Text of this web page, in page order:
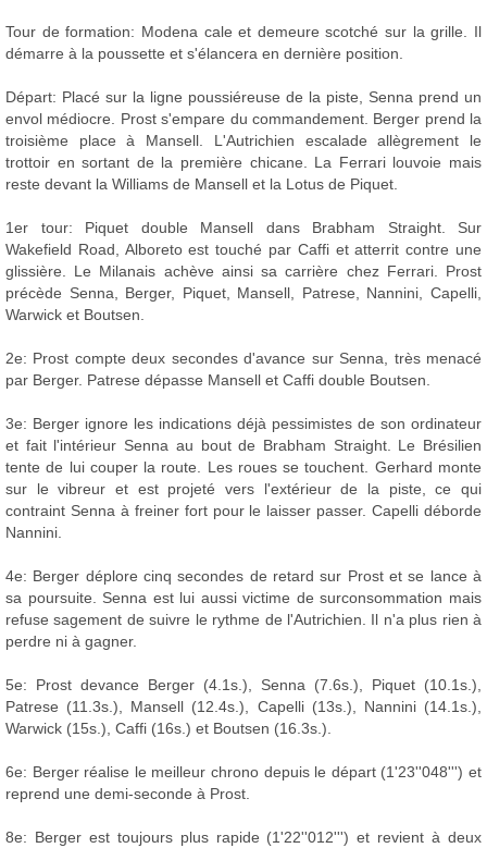
Tour de formation: Modena cale et demeure scotché sur la grille. Il
démarre à la poussette et s'élancera en dernière position.
Départ: Placé sur la ligne poussiéreuse de la piste, Senna prend un
envol médiocre. Prost s'empare du commandement. Berger prend la
troisième place à Mansell. L'Autrichien escalade allègrement le
trottoir en sortant de la première chicane. La Ferrari louvoie mais
reste devant la Williams de Mansell et la Lotus de Piquet.
1er tour: Piquet double Mansell dans Brabham Straight. Sur
Wakefield Road, Alboreto est touché par Caffi et atterrit contre une
glissière. Le Milanais achève ainsi sa carrière chez Ferrari. Prost
précède Senna, Berger, Piquet, Mansell, Patrese, Nannini, Capelli,
Warwick et Boutsen.
2e: Prost compte deux secondes d'avance sur Senna, très menacé
par Berger. Patrese dépasse Mansell et Caffi double Boutsen.
3e: Berger ignore les indications déjà pessimistes de son ordinateur
et fait l'intérieur Senna au bout de Brabham Straight. Le Brésilien
tente de lui couper la route. Les roues se touchent. Gerhard monte
sur le vibreur et est projeté vers l'extérieur de la piste, ce qui
contraint Senna à freiner fort pour le laisser passer. Capelli déborde
Nannini.
4e: Berger déplore cinq secondes de retard sur Prost et se lance à
sa poursuite. Senna est lui aussi victime de surconsommation mais
refuse sagement de suivre le rythme de l'Autrichien. Il n'a plus rien à
perdre ni à gagner.
5e: Prost devance Berger (4.1s.), Senna (7.6s.), Piquet (10.1s.),
Patrese (11.3s.), Mansell (12.4s.), Capelli (13s.), Nannini (14.1s.),
Warwick (15s.), Caffi (16s.) et Boutsen (16.3s.).
6e: Berger réalise le meilleur chrono depuis le départ (1'23''048''') et
reprend une demi-seconde à Prost.
8e: Berger est toujours plus rapide (1'22''012''') et revient à deux